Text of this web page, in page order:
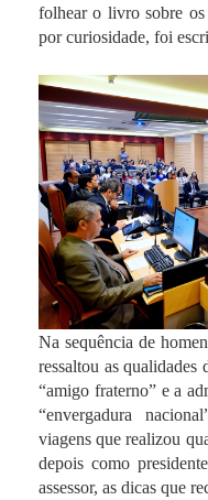
folhear o livro sobre
por curiosidade, foi
Na sequência de
ressaltou as
“amigo fraterno” e a
“envergadura
viagens que realizou
depois como
assessor, as dicas que